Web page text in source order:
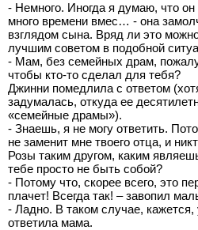
- Немного. Иногда я думаю, что
много времени вмес… - она
взглядом сына. Вряд ли это
лучшим советом в подобной
- Мам, без семейных драм,
чтобы кто-то сделал для тебя?
Джинни помедлила с ответом
задумалась, откуда ее
«семейные драмы»).
- Знаешь, я не могу ответить.
не заменит мне твоего отца, и
Розы таким другом, каким
тебе просто не быть собой?
- Потому что, скорее всего, это
плачет! Всегда так! – завопил
- Ладно. В таком случае,
ответила мама.